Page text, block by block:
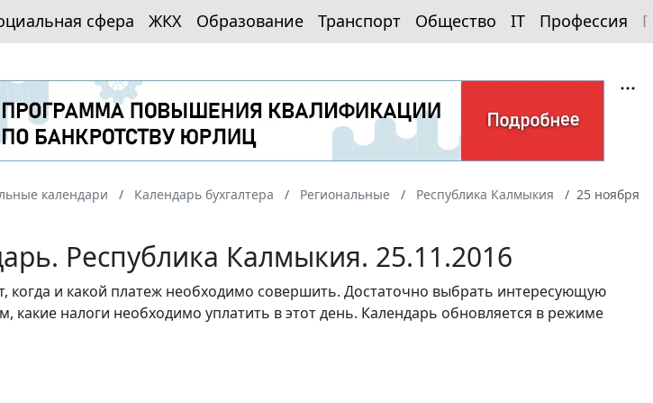
сфера ЖКХ Образование Транспорт Общество IT Профессия
календари Календарь бухгалтера Региональные Республика Калмыкия
25 ноября
Республика Калмыкия. 25.11.2016
когда и какой платеж необходимо совершить. Достаточно выбрать интересующую
какие налоги необходимо уплатить в этот день. Календарь обновляется в режиме